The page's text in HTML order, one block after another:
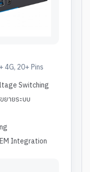
4G, 20+ Pins
Switching
ยายระบบ
Integration